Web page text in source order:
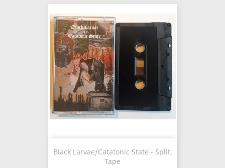
Black Larvae/Catatonic State - Split,
Tape